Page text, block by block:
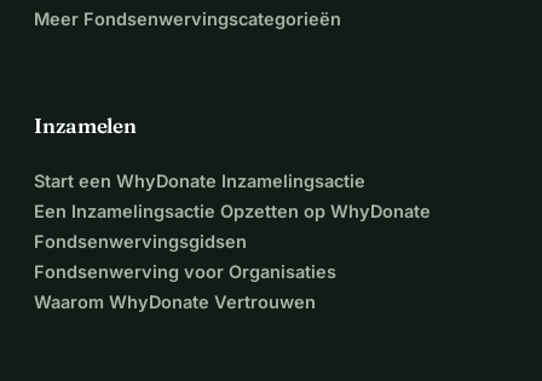
Meer Fondsenwervingscategorieën
Inzamelen
Start een WhyDonate Inzamelingsactie
Een Inzamelingsactie Opzetten op WhyDonate
Fondsenwervingsgidsen
Fondsenwerving voor Organisaties
Waarom WhyDonate Vertrouwen